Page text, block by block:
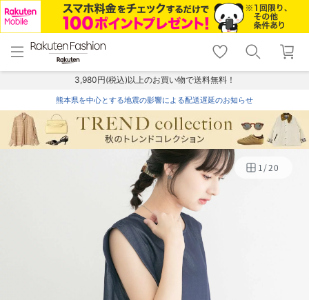
menu home
トップ
shopping_cart lock_outline
ログイン
3,980円(税込)以上のお買い物で送料無料！
熊本県を中心とする地震の影響による配送遅延のお知らせ
1/20